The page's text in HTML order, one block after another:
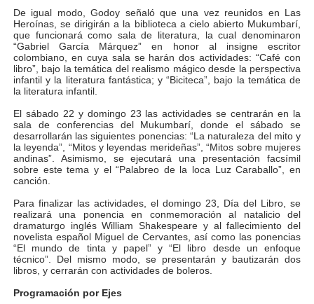
Mérida impulsa el mapa de conocimientos con
Complejo Educativo Talento Deportivo lanza Plan
Arnaldo Sánchez reinaugura Parque Recreacional
Corposalud inició talleres para aspirantes al curso de
De igual modo, Godoy señaló que una vez reunidos en Las
Heroínas, se dirigirán a la biblioteca a cielo abierto Mukumbarí,
que funcionará como sala de literatura, la cual denominaron
“Gabriel García Márquez” en honor al insigne escritor
colombiano, en cuya sala se harán dos actividades: “Café con
libro”, bajo la temática del realismo mágico desde la perspectiva
infantil y la literatura fantástica; y “Biciteca”, bajo la temática de
la literatura infantil.
El sábado 22 y domingo 23 las actividades se centrarán en la
sala de conferencias del Mukumbarí, donde el sábado se
desarrollarán las siguientes ponencias: “La naturaleza del mito y
la leyenda”, “Mitos y leyendas merideñas”, “Mitos sobre mujeres
andinas”. Asimismo, se ejecutará una presentación facsímil
sobre este tema y el “Palabreo de la loca Luz Caraballo”, en
canción.
Para finalizar las actividades, el domingo 23, Día del Libro, se
realizará una ponencia en conmemoración al natalicio del
dramaturgo inglés William Shakespeare y al fallecimiento del
novelista español Miguel de Cervantes, así como las ponencias
“El mundo de tinta y papel” y “El libro desde un enfoque
técnico”. Del mismo modo, se presentarán y bautizarán dos
libros, y cerrarán con actividades de boleros.
Programación por Ejes